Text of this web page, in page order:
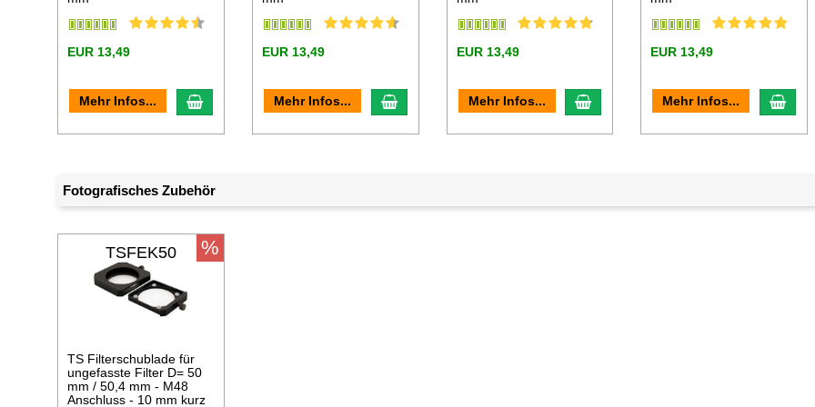
EUR 13,49
Mehr Infos... In den Warenkorb
EUR 13,49
Mehr Infos... In den Warenkorb
EUR 13,49
Mehr Infos... In den Warenkorb
EUR 13,49
Mehr Infos... In
Fotografisches Zubehör
TSFEK50
TS Filterschublade für
ungefasste Filter D= 50
mm / 50,4 mm - M48
Anschluss - 10 mm kurz
%